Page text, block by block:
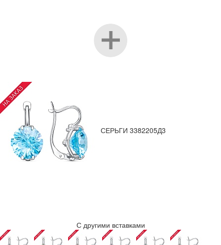
СЕРЬГИ 3382205Д3
С другими вставками